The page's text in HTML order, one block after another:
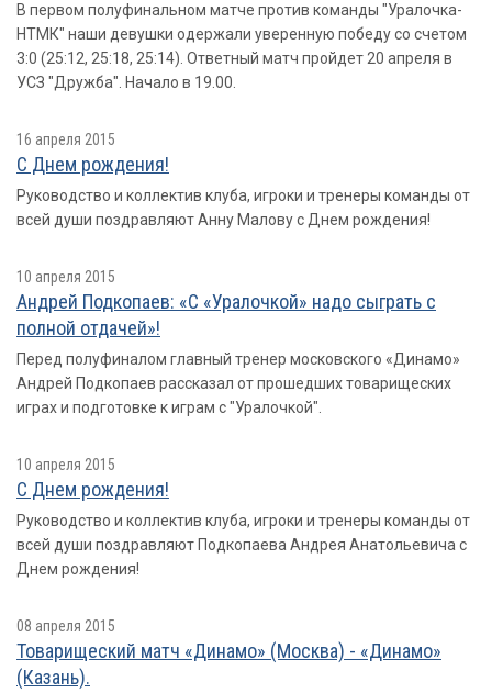
В первом полуфинальном матче против команды "Уралочка-
НТМК" наши девушки одержали уверенную победу со счетом
3:0 (25:12, 25:18, 25:14). Ответный матч пройдет 20 апреля в
УСЗ "Дружба". Начало в 19.00.
16 апреля 2015
С Днем рождения!
Руководство и коллектив клуба, игроки и тренеры команды от
всей души поздравляют Анну Малову с Днем рождения!
10 апреля 2015
Андрей Подкопаев: «С «Уралочкой» надо сыграть с
полной отдачей»!
Перед полуфиналом главный тренер московского «Динамо»
Андрей Подкопаев рассказал от прошедших товарищеских
играх и подготовке к играм с "Уралочкой".
10 апреля 2015
С Днем рождения!
Руководство и коллектив клуба, игроки и тренеры команды от
всей души поздравляют Подкопаева Андрея Анатольевича с
Днем рождения!
08 апреля 2015
Товарищеский матч «Динамо» (Москва) - «Динамо»
(Казань).